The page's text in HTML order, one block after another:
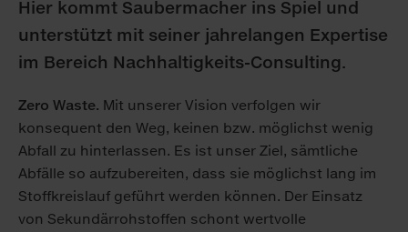
Hier kommt Saubermacher ins Spiel und
unterstützt mit seiner jahrelangen Expertise
im Bereich Nachhaltigkeits-Consulting.
Zero Waste. Mit unserer Vision verfolgen wir
konsequent den Weg, keinen bzw. möglichst wenig
Abfall zu hinterlassen. Es ist unser Ziel, sämtliche
Abfälle so aufzubereiten, dass sie möglichst lang im
Stoffkreislauf geführt werden können. Der Einsatz
von Sekundärrohstoffen schont wertvolle